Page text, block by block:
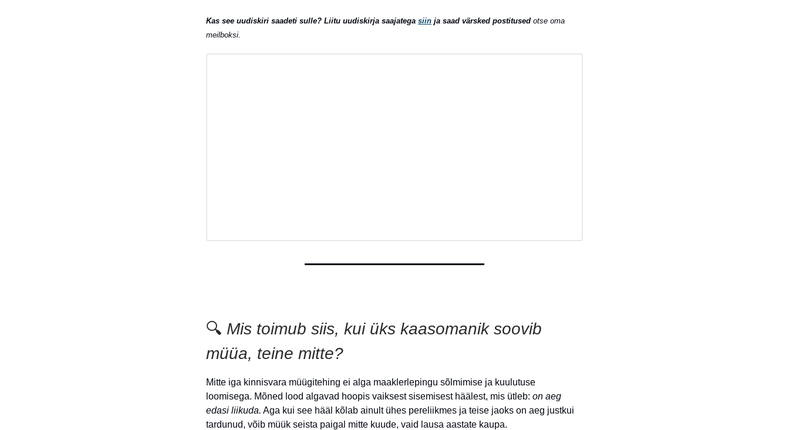
Kas see uudiskiri saadeti sulle? Liitu uudiskirja saajatega siin ja saad värsked postitused otse oma
meilboksi.
🔍 Mis toimub siis, kui üks kaasomanik soovib
müüa, teine mitte?
Mitte iga kinnisvara müügitehing ei alga maaklerlepingu sõlmimise ja kuulutuse
loomisega. Mõned lood algavad hoopis vaiksest sisemisest häälest, mis ütleb: on aeg
edasi liikuda. Aga kui see hääl kõlab ainult ühes pereliikmes ja teise jaoks on aeg justkui
tardunud, võib müük seista paigal mitte kuude, vaid lausa aastate kaupa.